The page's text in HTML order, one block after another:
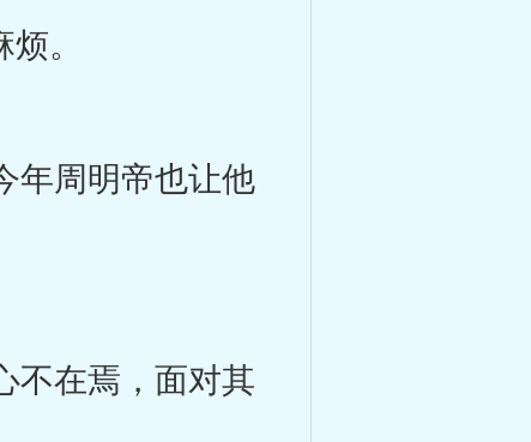
。
年周明帝也让他
不在焉，面对其